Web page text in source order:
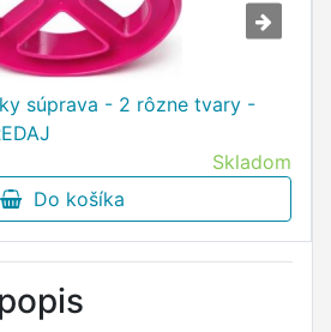
súprava - 2 rôzne tvary -
Skladom
Do košíka